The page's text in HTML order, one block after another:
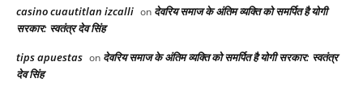
casino cuautitlan izcalli on देवरिय समाज के अंतिम व्यक्ति को समर्पित है योगी
सरकार: स्वतंत्र देव सिंह
tips apuestas on देवरिय समाज के अंतिम व्यक्ति को समर्पित है योगी सरकार: स्वतंत्र
देव सिंह